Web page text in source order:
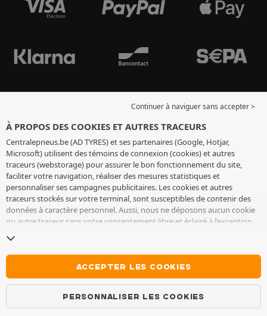
Continuer à naviguer sans accepter >
À PROPOS DES COOKIES ET AUTRES TRACEURS
Centralepneus.be (AD TYRES) et ses partenaires (Google, Hotjar,
Microsoft) utilisent des témoins de connexion (cookies) et autres
traceurs (webstorage) pour assurer le bon fonctionnement du site,
faciliter votre navigation, réaliser des mesures statistiques et
personnaliser ses campagnes publicitaires. Les cookies et autres
traceurs stockés sur votre terminal, sont susceptibles de contenir des
données à caractère personnel. Aussi, nous ne déposons aucun cookie
ou autre traceur sans votre consentement libre et éclairé à l’exception
conservons votre choix pendant 6 mois. Vous pouvez retirer votre
consentement à tout moment en vous rendant sur lapage cookies et
. Vous pouvez choisir de continuer à naviguer sans
accepter le dépôt de cookies ou autres traceurs. Le refus ne fait pas
obstacle à l’accès aux services AD TYRES. Pour plus d’informations, nous
vous invitons à consulterla page cookies et autres traceurs
ACCEPTER LES COOKIES
PERSONNALISER LES COOKIES